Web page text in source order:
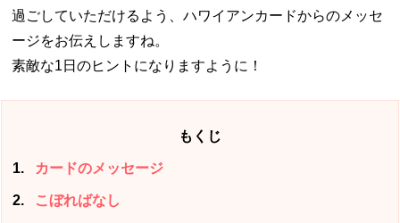
過ごしていただけるよう、ハワイアンカードからのメッセ
ージをお伝えしますね。
素敵な1日のヒントになりますように！
もくじ
1 カードのメッセージ
2 こぼればなし